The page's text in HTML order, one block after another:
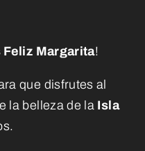
Feliz Margarita!
que disfrutes al
la belleza de la Isla